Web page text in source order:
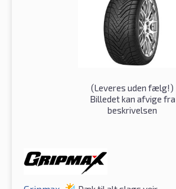
(Leveres uden fælg!)
Billedet kan afvige fra
beskrivelsen